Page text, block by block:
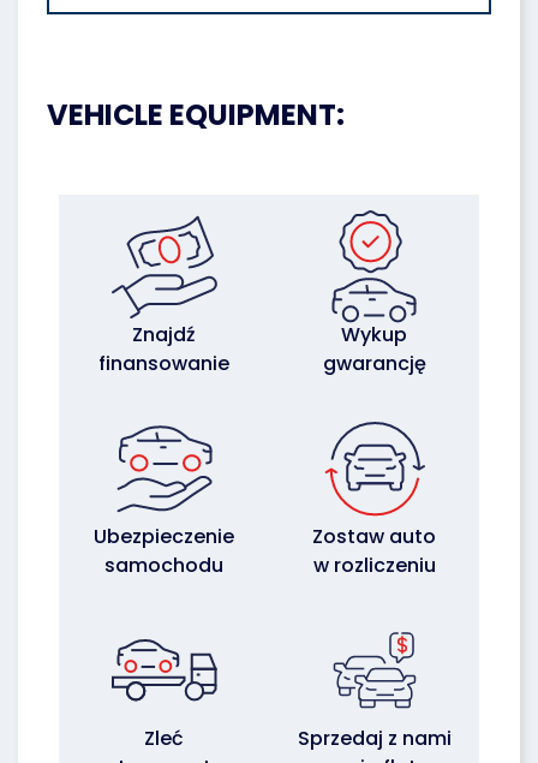
VEHICLE EQUIPMENT:
Znajdź
finansowanie
Wykup
gwarancję
Ubezpieczenie
samochodu
Zostaw auto
w rozliczeniu
Zleć
Sprzedaj z nami